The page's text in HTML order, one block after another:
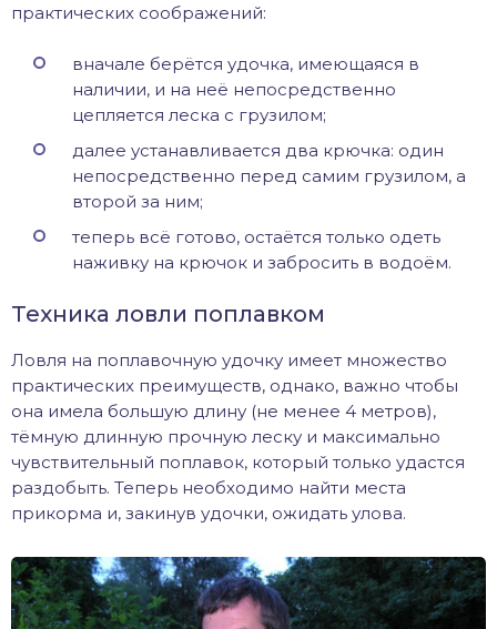
практических соображений:
вначале берётся удочка, имеющаяся в
наличии, и на неё непосредственно
цепляется леска с грузилом;
далее устанавливается два крючка: один
непосредственно перед самим грузилом, а
второй за ним;
теперь всё готово, остаётся только одеть
наживку на крючок и забросить в водоём.
Техника ловли поплавком
Ловля на поплавочную удочку имеет множество
практических преимуществ, однако, важно чтобы
она имела большую длину (не менее 4 метров),
тёмную длинную прочную леску и максимально
чувствительный поплавок, который только удастся
раздобыть. Теперь необходимо найти места
прикорма и, закинув удочки, ожидать улова.